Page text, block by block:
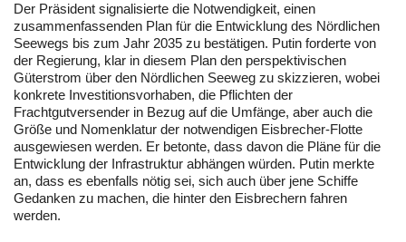
Der Präsident signalisierte die Notwendigkeit, einen
zusammenfassenden Plan für die Entwicklung des Nördlichen
Seewegs bis zum Jahr 2035 zu bestätigen. Putin forderte von
der Regierung, klar in diesem Plan den perspektivischen
Güterstrom über den Nördlichen Seeweg zu skizzieren, wobei
konkrete Investitionsvorhaben, die Pflichten der
Frachtgutversender in Bezug auf die Umfänge, aber auch die
Größe und Nomenklatur der notwendigen Eisbrecher-Flotte
ausgewiesen werden. Er betonte, dass davon die Pläne für die
Entwicklung der Infrastruktur abhängen würden. Putin merkte
an, dass es ebenfalls nötig sei, sich auch über jene Schiffe
Gedanken zu machen, die hinter den Eisbrechern fahren
werden.